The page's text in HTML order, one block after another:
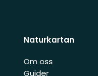
Naturkartan
Om oss
Guider